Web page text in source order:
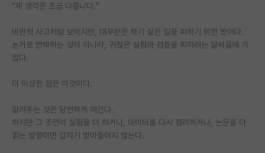
“제 생각은 조금 다릅니다.”
비판적 사고처럼 보이지만, 대부분은 하기 싫은 일을 피하기 위한 방어다.
논거로 반박하는 것이 아니라, 귀찮은 실험과 검증을 피하려는 말싸움에 가
깝다.
더 이상한 점은 이것이다.
알려주는 것은 당연하게 여긴다.
하지만 그 조언이 실험을 더 하거나, 데이터를 다시 정리하거나, 논문을 더
읽는 방향이면 갑자기 받아들이지 않는다.